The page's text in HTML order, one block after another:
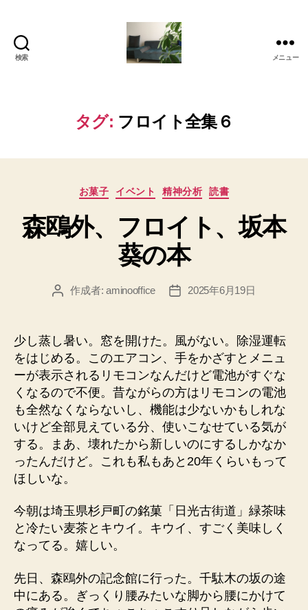
検索
美
(お
も
あ
の
ブ
ロ
グ
メニュー
タグ: フロイト全集６
カ
ゴ
リ
ー
お菓子 イベント 精神分析 読書
森鴎外、フロイト、坂本
葵の本
投
作成者:aminooffice
投
2025年6月19日
少し蒸し暑い。窓を開けた。風がない。除湿運転
をはじめる。このエアコン、手をかざすとメニュ
ーが表示されるリモコンなんだけど電池がすぐな
くなるので不便。昔ながらの方はリモコンの電池
も全然なくならないし、機能は少ないかもしれな
いけど全部見えている分、使いこなせている気が
する。まあ、壊れたから新しいのにするしかなか
ったんだけど。これも私もあと20年くらいもって
ほしいな。
今朝は埼玉県杉戸町の銘菓「日光古街道」緑茶味
と冷たい麦茶とキウイ。キウイ、すごく美味しく
なってる。嬉しい。
先日、森鴎外の記念館に行った。千駄木の坂の途
中にある。ぎっくり腰みたいな脚から腰にかけて